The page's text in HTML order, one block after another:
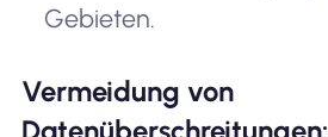
Gebieten.
Vermeidung von